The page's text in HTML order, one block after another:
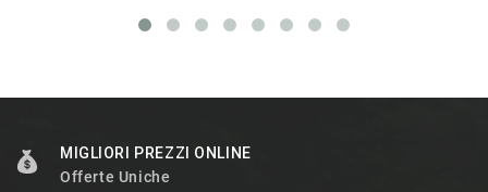
MIGLIORI PREZZI ONLINE
Offerte Uniche